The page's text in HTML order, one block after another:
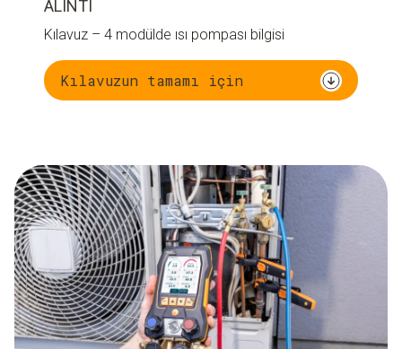
ALINTI
Kılavuz – 4 modülde ısı pompası bilgisi
Kılavuzun tamamı için